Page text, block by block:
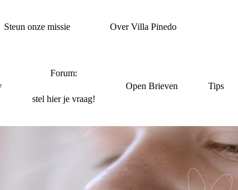
Steun onze missie Over Villa Pinedo
Forum:
stel hier je vraag!
Open Brieven Tips